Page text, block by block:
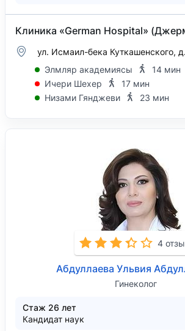
Клиника «German Hospital»
ул. Исмаил-бека Куткашенского,
Элмляр академиясы
14 мин
Ичери Шехер
17 мин
Низами Гянджеви
23 мин
4
Абдуллаева Ульвия
Гинеколог
Стаж 26 лет
Кандидат наук